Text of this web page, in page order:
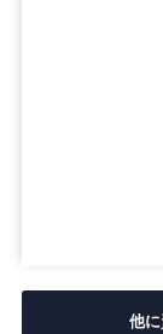
他